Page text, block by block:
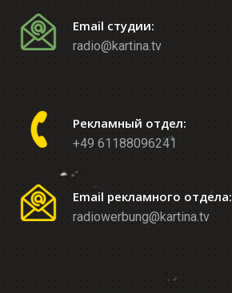
Email студии:
radio@kartina.tv
Рекламный отдел:
+49 61188096241
Email рекламного отдела:
radiowerbung@kartina.tv